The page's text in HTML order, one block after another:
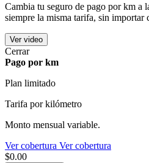
Cambia tu seguro de pago por km a
siempre la misma tarifa, sin importar
Ver video
Cerrar
Pago por km
Plan limitado
Tarifa por kilómetro
Monto mensual variable.
Ver cobertura Ver cobertura
$0.00